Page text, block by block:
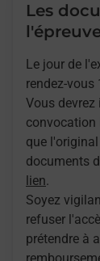
Les
Le jour de
rendez-vous
Vous
convocation
que
documents
lien.
Soyez
refuser
prétendre à